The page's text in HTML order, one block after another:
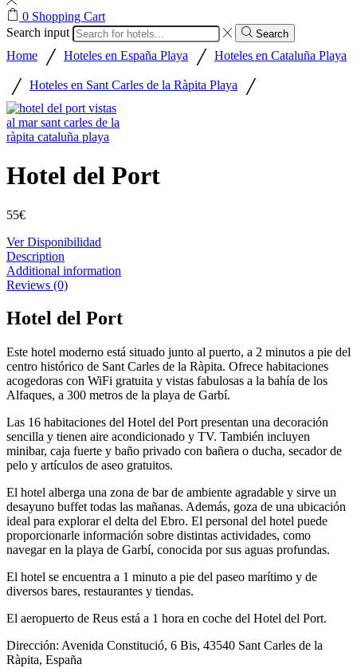
0 Shopping Cart
Search input
Search
Home / Hoteles en España Playa / Hoteles en Cataluña Playa
/ Hoteles en Sant Carles de la Ràpita Playa /
Hotel del Port
55€
Ver Disponibilidad
Description
Additional information
Reviews (0)
Hotel del Port
Este hotel moderno está situado junto al puerto, a 2 minutos a pie del
centro histórico de Sant Carles de la Ràpita. Ofrece habitaciones
acogedoras con WiFi gratuita y vistas fabulosas a la bahía de los
Alfaques, a 300 metros de la playa de Garbí.
Las 16 habitaciones del Hotel del Port presentan una decoración
sencilla y tienen aire acondicionado y TV. También incluyen
minibar, caja fuerte y baño privado con bañera o ducha, secador de
pelo y artículos de aseo gratuitos.
El hotel alberga una zona de bar de ambiente agradable y sirve un
desayuno buffet todas las mañanas. Además, goza de una ubicación
ideal para explorar el delta del Ebro. El personal del hotel puede
proporcionarle información sobre distintas actividades, como
navegar en la playa de Garbí, conocida por sus aguas profundas.
El hotel se encuentra a 1 minuto a pie del paseo marítimo y de
diversos bares, restaurantes y tiendas.
El aeropuerto de Reus está a 1 hora en coche del Hotel del Port.
Dirección: Avenida Constitució, 6 Bis, 43540 Sant Carles de la
Ràpita, España